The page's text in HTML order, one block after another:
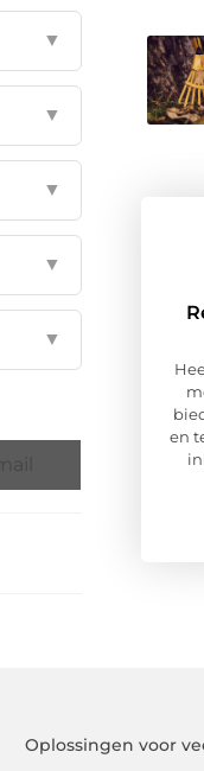
▼
▼
▼
▼
▼
en
Oplossingen voor